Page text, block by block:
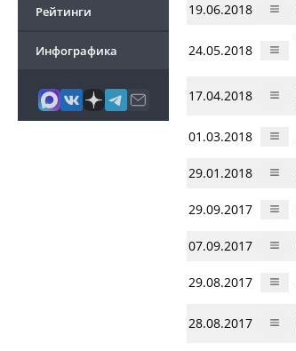
Рейтинги
Инфографика
19.06.2018
24.05.2018
17.04.2018
01.03.2018
29.01.2018
29.09.2017
07.09.2017
29.08.2017
28.08.2017